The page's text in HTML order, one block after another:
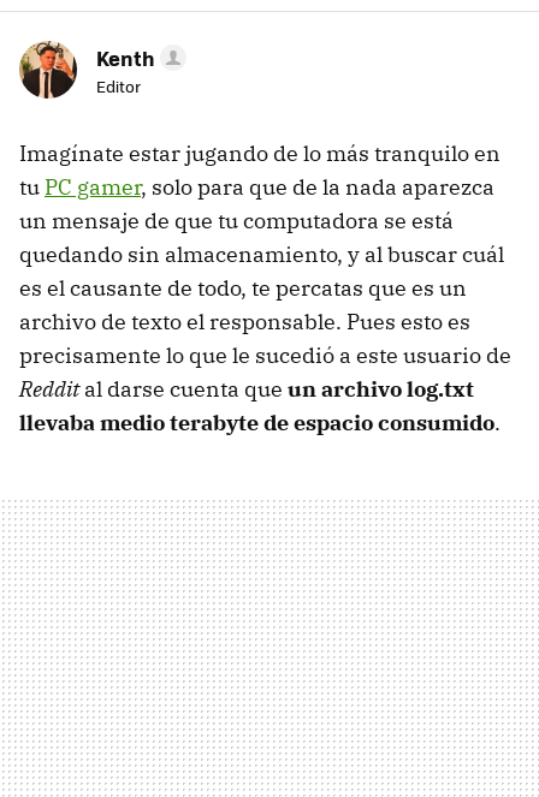
Kenth
Editor
Imagínate estar jugando de lo más tranquilo en
tu PC gamer, solo para que de la nada aparezca
un mensaje de que tu computadora se está
quedando sin almacenamiento, y al buscar cuál
es el causante de todo, te percatas que es un
archivo de texto el responsable. Pues esto es
precisamente lo que le sucedió a este usuario de
Reddital darse cuenta que un archivo log.txt
llevaba medio terabyte de espacio consumido.